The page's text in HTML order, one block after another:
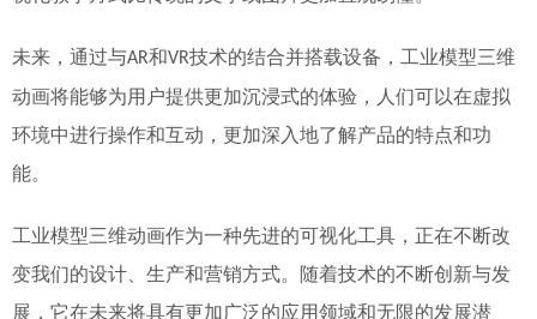
未来， 通过与AR和VR技术的结合并搭载设备 ，工业模型三维
动画将能够为用户提供更加沉浸式的体验 ，人们可以在虚拟
环境中进行操作和互动，更加深入地了解产品的特点和功
能。
工业模型三维动画作为一种先进的可视化工具，正在不断改
变我们的设计、生产和营销方式。随着技术的不断创新与发
展，它在未来将具有更加广泛的应用领域和无限的发展潜